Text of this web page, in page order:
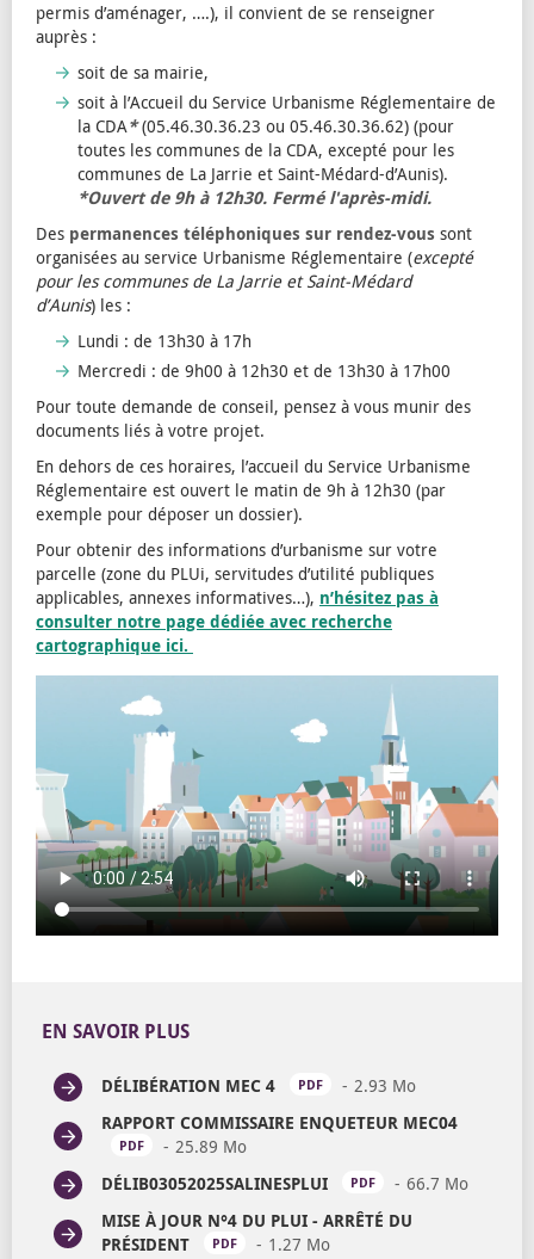
permis d’aménager, ….), il convient de se renseigner
auprès :
soit de sa mairie,
soit à l’Accueil du Service Urbanisme Réglementaire de
la CDA*(05.46.30.36.23 ou 05.46.30.36.62) (pour
toutes les communes de la CDA, excepté pour les
communes de La Jarrie et Saint-Médard-d’Aunis).
*Ouvert de 9h à 12h30. Fermé l'après-midi.
Des permanences téléphoniques sur rendez-vous sont
organisées au service Urbanisme Réglementaire (excepté
pour les communes de La Jarrie et Saint-Médard
d’Aunis) les :
Lundi : de 13h30 à 17h
Mercredi : de 9h00 à 12h30 et de 13h30 à 17h00
Pour toute demande de conseil, pensez à vous munir des
documents liés à votre projet.
En dehors de ces horaires, l’accueil du Service Urbanisme
Réglementaire est ouvert le matin de 9h à 12h30 (par
exemple pour déposer un dossier).
Pour obtenir des informations d’urbanisme sur votre
parcelle (zone du PLUi, servitudes d’utilité publiques
applicables, annexes informatives…), n’hésitez pas à
consulter notre page dédiée avec recherche
cartographique ici.
EN SAVOIR PLUS
DÉLIBÉRATION MEC 4 PDF 2.93 Mo
RAPPORT COMMISSAIRE ENQUETEUR MEC04
PDF 25.89 Mo
DÉLIB03052025SALINESPLUI
PDF 66.7 Mo
MISE À JOUR N°4 DU PLUI - ARRÊTÉ DU
PRÉSIDENT
PDF 1.27 Mo